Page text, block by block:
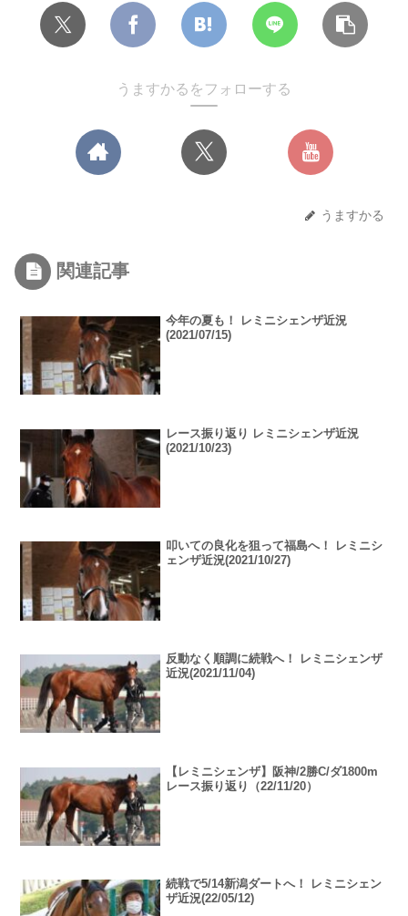
うますかるをフォローする
うますかる
関連記事
今年の夏も！ レミニシェンザ近況
(2021/07/15)
レース振り返り レミニシェンザ近況
(2021/10/23)
叩いての良化を狙って福島へ！ レミニシ
ェンザ近況(2021/10/27)
反動なく順調に続戦へ！ レミニシェンザ
近況(2021/11/04)
【レミニシェンザ】阪神/2勝C/ダ1800m
レース振り返り（22/11/20）
続戦で5/14新潟ダートへ！ レミニシェン
ザ近況(22/05/12)